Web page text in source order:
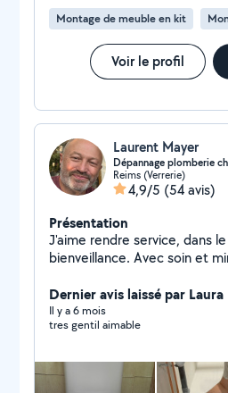
Montage de meuble en kit
Voir le profil
Laurent Mayer
Dépannage plomberie
Reims (Verrerie)
4,9/5 (54 avis)
Présentation
J'aime rendre service, dans
bienveillance. Avec soin et minutie, je viens vous aider,
votre bricolage. Je peux vous aider pour vos problèmes
de plomberie, sanitaire et
des petits travaux
ou vous emmener à un
avec politesse.
Dernier avis laissé par
Il y a 6 mois
tres gentil aimable